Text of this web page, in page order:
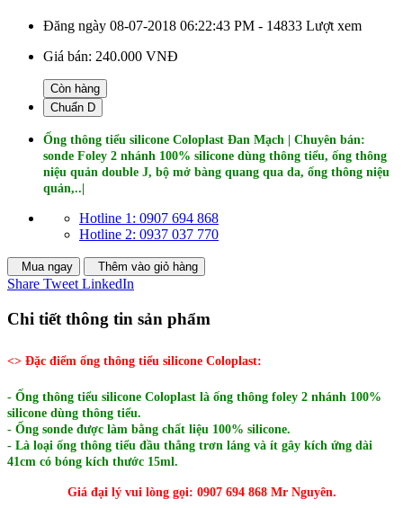
Đăng ngày 08-07-2018 06:22:43 PM - 14833 Lượt xem
Giá bán: 240.000 VNĐ
Còn hàng
Chuẩn D
Ống thông tiểu silicone Coloplast Đan Mạch | Chuyên bán:
sonde Foley 2 nhánh 100% silicone dùng thông tiểu, ống thông
niệu quản double J, bộ mở bàng quang qua da, ống thông niệu
quản,..|
Hotline 1: 0907 694 868
Hotline 2: 0937 037 770
Mua ngay Thêm vào giỏ hàng
Share Tweet LinkedIn
Chi tiết thông tin sản phẩm
<> Đặc điểm ống thông tiểu silicone Coloplast:
- Ống thông tiểu silicone Coloplast là ống thông foley 2 nhánh 100%
silicone dùng thông tiểu.
- Ống sonde được làm bằng chất liệu 100% silicone.
- Là loại ống thông tiểu đầu thẳng trơn láng và ít gây kích ứng dài
41cm có bóng kích thước 15ml.
Giá đại lý vui lòng gọi: 0907 694 868 Mr Nguyên.